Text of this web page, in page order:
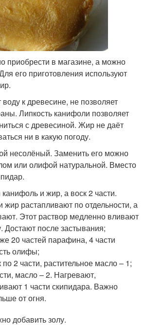
приобрести в магазине, а можно
его приготовления используют
воду к древесине, не позволяет
Липкость канифоли позволяет
с древесиной. Жир не даёт
ни в какую погоду.
несолёный. Заменить его можно
или олифой натуральной. Вместо
канифоль и жир, а воск 2 части.
жир растапливают по отдельности, а
Этот раствор медленно вливают
Достают после застывания;
20 частей парафина, 4 части
олифы;
2 части, растительное масло – 1;
масло – 2. Нагревают,
1 части скипидара. Важно
от огня.
добавить золу.